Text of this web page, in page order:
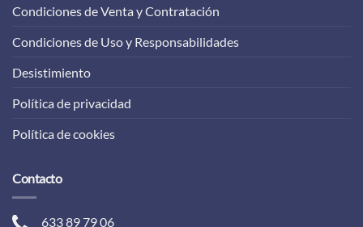
Condiciones de Venta y Contratación
Condiciones de Uso y Responsabilidades
Desistimiento
Política de privacidad
Política de cookies
Contacto
633 89 79 06